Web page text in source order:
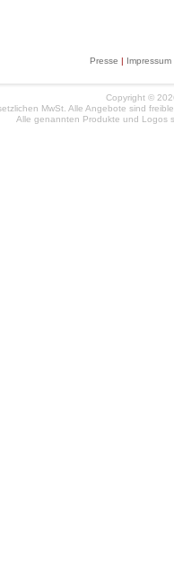
Presse | Impressum
Copyright ©
MwSt. Alle Angebote sind
Alle genannten Produkte und Logos